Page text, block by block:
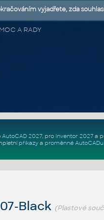
A RADY
AutoCAD 2027, pro Inventor 2027a
příkazya proměnné
Black (Plastové
vyjadřete, zda